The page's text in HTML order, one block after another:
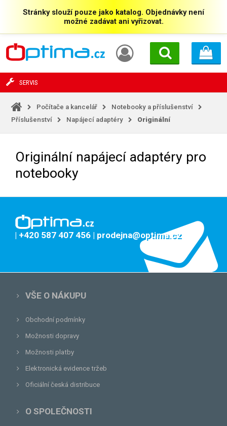
Stránky slouží pouze jako katalog. Objednávky není
možné zadávat ani vyřizovat.
SERVIS
Počítače a kancelář
Notebooky a příslušenství
Příslušenství
Napájecí adaptéry Originální
Originální napájecí adaptéry pro
notebooky
| +420 587 407 456 | prodejna@optima.cz
VŠE O NÁKUPU
Obchodní podmínky
Možnosti dopravy
Možnosti platby
Elektronická evidence tržeb
Oficiální česká distribuce
O SPOLEČNOSTI